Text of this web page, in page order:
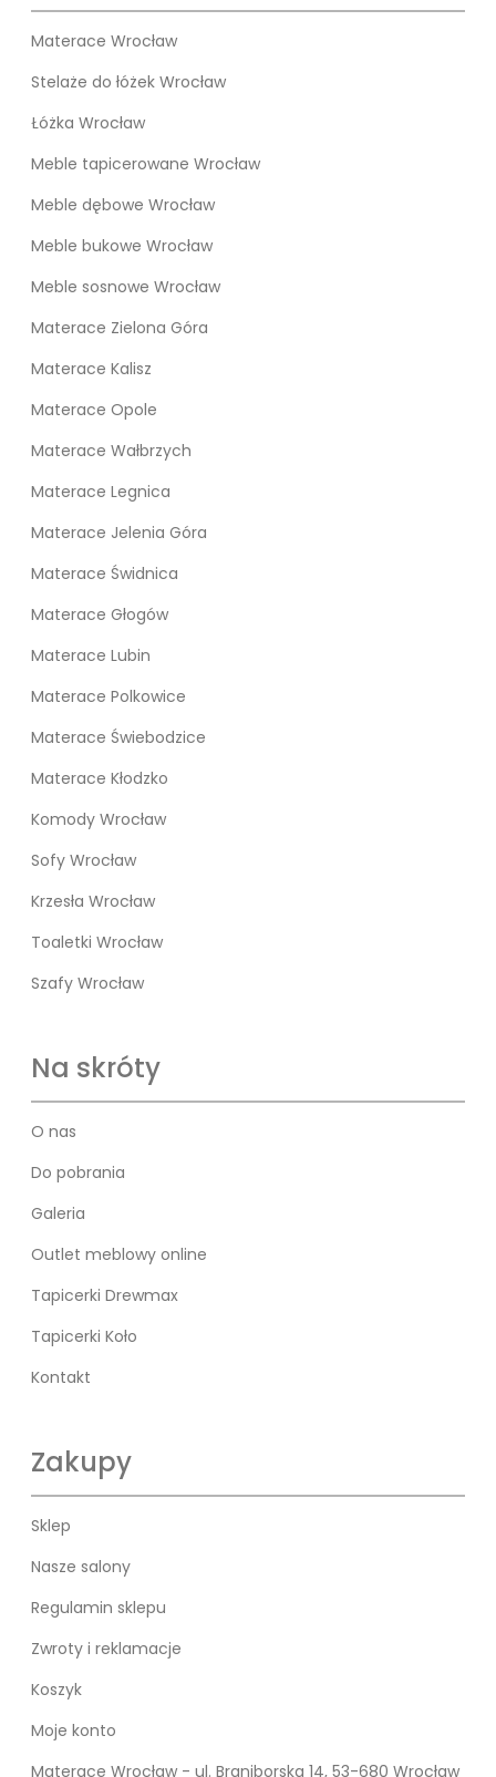
Materace Wrocław
Stelaże do łóżek Wrocław
Łóżka Wrocław
Meble tapicerowane Wrocław
Meble dębowe Wrocław
Meble bukowe Wrocław
Meble sosnowe Wrocław
Materace Zielona Góra
Materace Kalisz
Materace Opole
Materace Wałbrzych
Materace Legnica
Materace Jelenia Góra
Materace Świdnica
Materace Głogów
Materace Lubin
Materace Polkowice
Materace Świebodzice
Materace Kłodzko
Komody Wrocław
Sofy Wrocław
Krzesła Wrocław
Toaletki Wrocław
Szafy Wrocław
Na skróty
O nas
Do pobrania
Galeria
Outlet meblowy online
Tapicerki Drewmax
Tapicerki Koło
Kontakt
Zakupy
Sklep
Nasze salony
Regulamin sklepu
Zwroty i reklamacje
Koszyk
Moje konto
Materace Wrocław - ul. Braniborska 14, 53-680 Wrocław